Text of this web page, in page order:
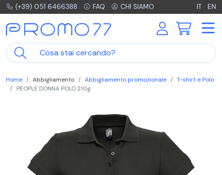
(+39) 051 6466388 FAQ CHI SIAMO IT EN
Home Abbigliamento Abbigliamento promozionale
T-shirt e Polo
PEOPLE DONNA POLO 210g